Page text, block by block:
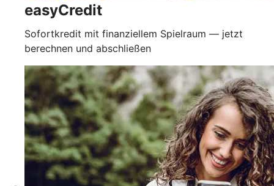
easyCredit
Sofortkredit mit finanziellem Spielraum — jetzt
berechnen und abschließen